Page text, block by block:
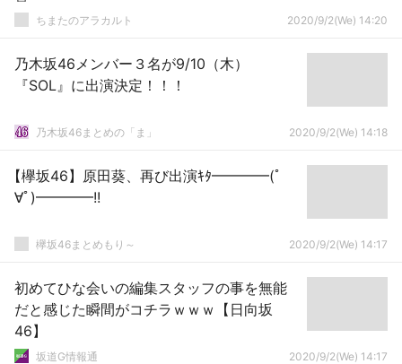
ちまたのアラカルト 2020/9/2(We) 14:20
乃木坂46メンバー３名が9/10（木）
『SOL』に出演決定！！！
乃木坂46まとめの「ま」 2020/9/2(We) 14:18
【欅坂46】原田葵、再び出演ｷﾀ━━━━(ﾟ
∀ﾟ)━━━━!!
欅坂46まとめもり～ 2020/9/2(We) 14:17
初めてひな会いの編集スタッフの事を無能
だと感じた瞬間がコチラｗｗｗ【日向坂
46】
坂道G情報通 2020/9/2(We) 14:17